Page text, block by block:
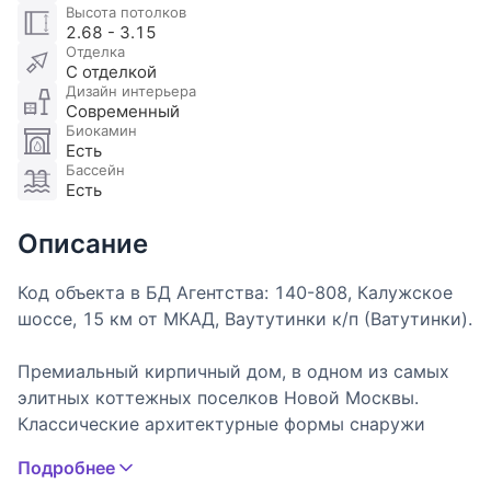
Высота потолков
2.68 - 3.15
Отделка
С отделкой
Дизайн интерьера
Современный
Биокамин
Есть
Бассейн
Есть
Описание
Код объекта в БД Агентства: 140-808, Калужское
шоссе, 15 км от МКАД, Ваутутинки к/п (Ватутинки).
Премиальный кирпичный дом, в одном из самых
элитных коттежных поселков Новой Москвы.
Классические архитектурные формы снаружи
дома и стильной, элегантной отделкой и мебелью.
Подробнее